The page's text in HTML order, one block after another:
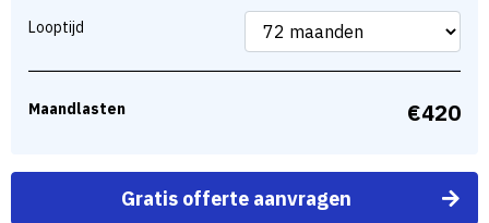
Verzekeringen vergelijken
Direct contact opnemen? Bel +31622450638!
Proefrit aanvragen
Looptijd
Maandlasten
Gratis offerte aanvragen